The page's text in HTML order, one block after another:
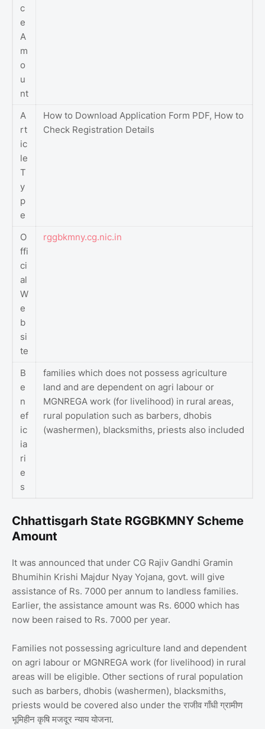
c
e
A
m
o
u
nt
A
rt
ic
le
T
y
p
e
How to Download Application Form PDF, How to
Check Registration Details
O
ffi
ci
al
W
e
b
si
te
rggbkmny.cg.nic.in
B
e
n
ef
ic
ia
ri
e
s
families which does not possess agriculture
land and are dependent on agri labour or
MGNREGA work (for livelihood) in rural areas,
rural population such as barbers, dhobis
(washermen), blacksmiths, priests also included
Chhattisgarh State RGGBKMNY Scheme
Amount
It was announced that under CG Rajiv Gandhi Gramin
Bhumihin Krishi Majdur Nyay Yojana, govt. will give
assistance of Rs. 7000 per annum to landless families.
Earlier, the assistance amount was Rs. 6000 which has
now been raised to Rs. 7000 per year.
Families not possessing agriculture land and dependent
on agri labour or MGNREGA work (for livelihood) in rural
areas will be eligible. Other sections of rural population
such as barbers, dhobis (washermen), blacksmiths,
priests would be covered also under the राजीव गाँधी ग्रामीण
भूमिहीन कृषि मजदूर न्याय योजना.